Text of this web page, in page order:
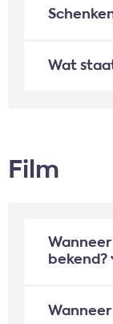
Wat
Film
bekend?